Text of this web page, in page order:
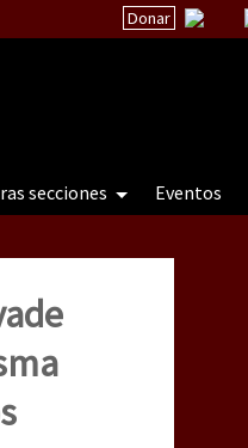
Donar
secciones Eventos
e a natureza sob cerco)